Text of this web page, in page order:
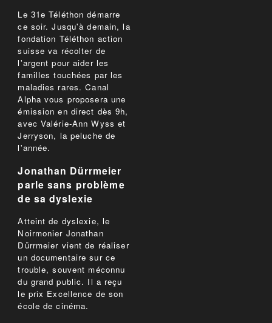
Le 31e Téléthon démarre
ce soir. Jusqu'à demain, la
fondation Téléthon action
suisse va récolter de
l'argent pour aider les
familles touchées par les
maladies rares. Canal
Alpha vous proposera une
émission en direct dès 9h,
avec Valérie-Ann Wyss et
Jerryson, la peluche de
l'année.
Jonathan Dürrmeier
parle sans problème
de sa dyslexie
Atteint de dyslexie, le
Noirmonier Jonathan
Dürrmeier vient de réaliser
un documentaire sur ce
trouble, souvent méconnu
du grand public. Il a reçu
le prix Excellence de son
école de cinéma.